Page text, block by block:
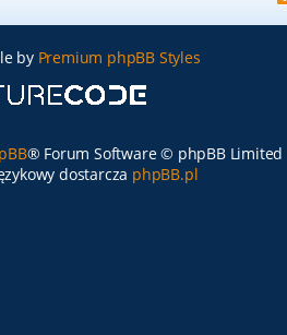
by Premium phpBB Styles
® Forum Software © phpBB Limited
dostarcza phpBB.pl